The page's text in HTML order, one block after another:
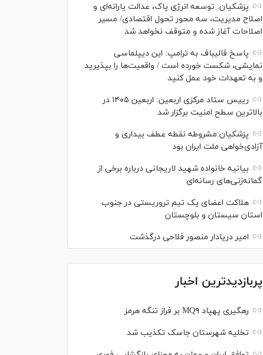
پزشکیان: توسعه انرژی پاک، عدالت یارانه‌ای و
اصلاح مدیریت، سه محور تحول اقتصادی/ مسیر
اصلاحات آغاز شده و متوقف نخواهد شد
پاسخ قالیباف به ترامپ: این دیپلماسی
نمایشی، شکست خورده است / واقعیت‌ها را بپذیرید
و به تعهدات خود عمل کنید
رییس ستاد مرکزی اربعین: اربعین ۱۴۰۵ در
بالاترین سطح امنیت برگزار شد
پزشکیان:مشروطه نقطه عطف بیداری و
آزادی‌خواهی ملت ایران بود
بیانیه خانواده شهید لاریجانی درباره برخی از
گمانه‌زنی‌های رسانه‌ای
هلاکت اعضای یک تیم تروریستی در جنوب
استان سیستان و بلوچستان
امیر دریادار منصور فلاحی درگذشت
پربازدیدترین اخبار
رهگیری پهپاد MQ۹ بر فراز تنگه هرمز
تخلیه شهرستان جاسک تکذیب شد